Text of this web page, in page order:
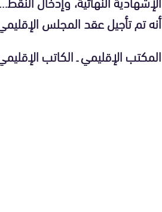
أنه تم تأجيل عقد المجلس
المكتب الإقليمي ـ الكاتب